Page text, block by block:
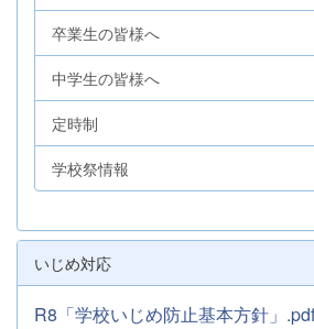
卒業生の皆様へ
中学生の皆様へ
定時制
学校祭情報
いじめ対応
R8「学校いじめ防止基本方針」.pdf